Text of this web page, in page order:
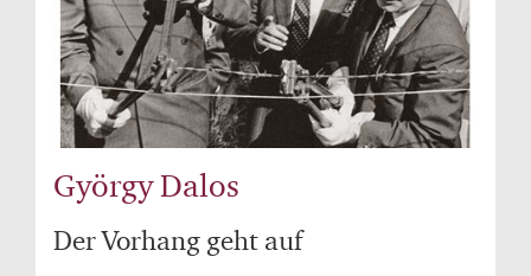
György Dalos
Der Vorhang geht auf